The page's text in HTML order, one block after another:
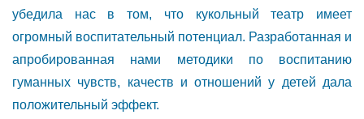
убедила нас в том, что кукольный театр имеет
огромный воспитательный потенциал. Разработанная и
апробированная нами методики по воспитанию
гуманных чувств, качеств и отношений у детей дала
положительный эффект.